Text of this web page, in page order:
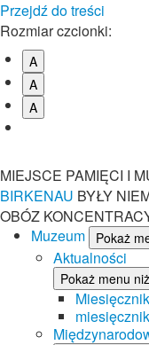
Przejdź do treści
Rozmiar czcionki:
A
A
A
MIEJSCE PAMIĘCI I
BIRKENAU BYŁY
OBÓZ
Muzeum
Pokaż
Aktualności
Pokaż menu